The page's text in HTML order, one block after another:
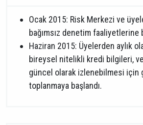
Ocak 2015: Risk Merkezi ve
bağımsız denetim faaliyetlerine
Haziran 2015: Üyelerden aylık
bireysel nitelikli kredi bilgileri,
güncel olarak izlenebilmesi için
toplanmaya başlandı.